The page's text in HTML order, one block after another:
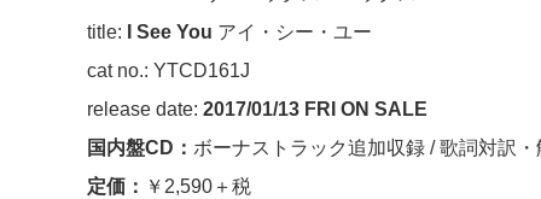
title:
I See You アイ・シー・ユー
cat no.: YTCD161J
release date: 2017/01/13 FRI ON SALE
国内盤CD： ボーナストラック追加収録 / 歌詞対訳・
定価： ￥2,590＋税